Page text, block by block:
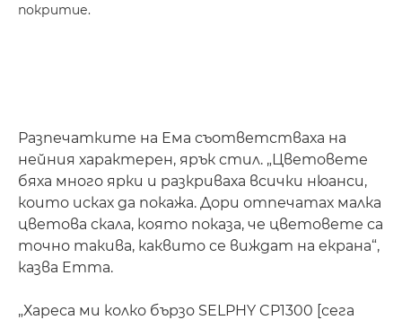
покритие.
Разпечатките на Ема съответстваха на
нейния характерен, ярък стил. „Цветовете
бяха много ярки и разкриваха всички нюанси,
които исках да покажа. Дори отпечатах малка
цветова скала, която показа, че цветовете са
точно такива, каквито се виждат на екрана“,
казва Emma.
„Хареса ми колко бързо SELPHY CP1300 [сега